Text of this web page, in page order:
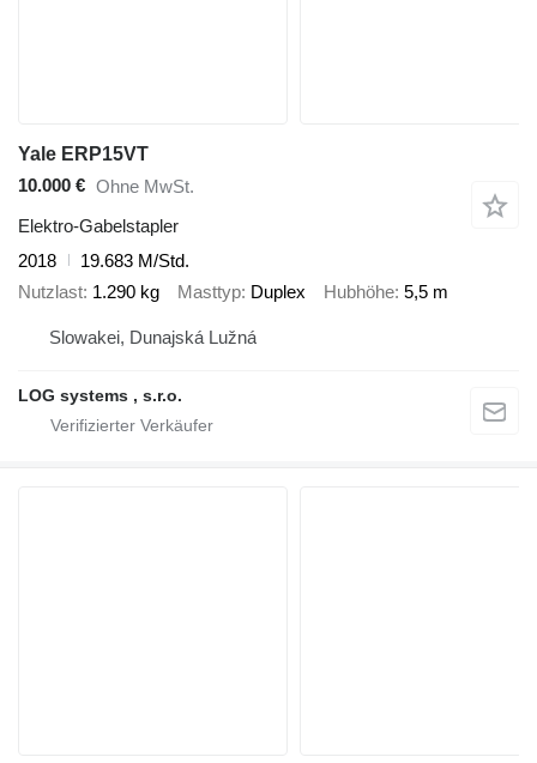
Yale ERP15VT
10.000 € Ohne MwSt.
Elektro-Gabelstapler
2018
19.683 M/Std.
Nutzlast 1.290 kg Masttyp Duplex Hubhöhe 5,5 m
Slowakei, Dunajská Lužná
LOG systems , s.r.o.